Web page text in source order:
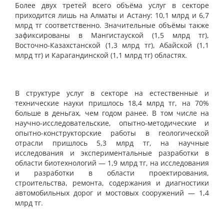
Более двух третей всего объёма услуг в секторе
приходится лишь на Алматы и Астану: 10,1 млрд и 6,7
млрд тг соответственно. Значительные объёмы также
зафиксированы в Мангистауской (1,5 млрд тг),
Восточно-Казахстанской (1,3 млрд тг), Абайской (1,1
млрд тг) и Карагандинской (1,1 млрд тг) областях.
В структуре услуг в секторе на естественные и
технические науки пришлось 18,4 млрд тг, на 70%
больше в деньгах, чем годом ранее. В том числе на
научно-исследовательские, опытно-методические и
опытно-конструкторские работы в геологической
отрасли пришлось 5,3 млрд тг, на научные
исследования и экспериментальные разработки в
области биотехнологий — 1,9 млрд тг, на исследования
и разработки в области проектирования,
строительства, ремонта, содержания и диагностики
автомобильных дорог и мостовых сооружений — 1,4
млрд тг.